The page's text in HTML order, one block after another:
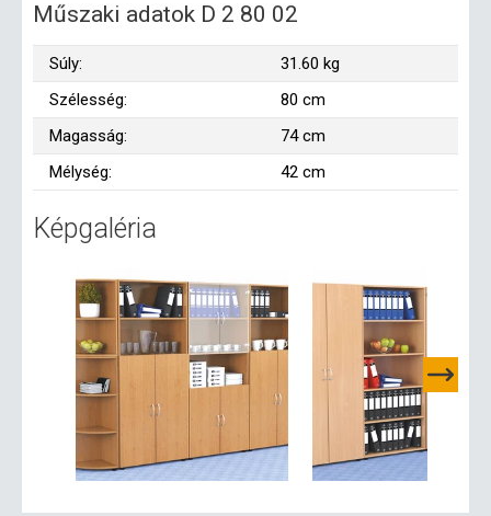
Műszaki adatok D 2 80 02
Súly:
31.60 kg
Szélesség:
80 cm
Magasság:
74 cm
Mélység:
42 cm
Képgaléria